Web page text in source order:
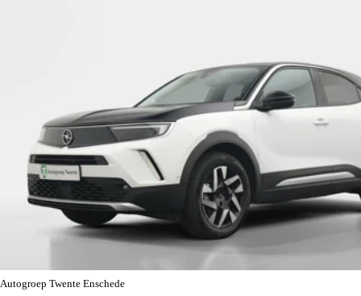
Autogroep Twente Enschede